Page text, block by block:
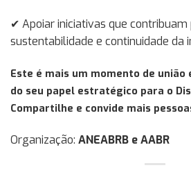
✔ Apoiar iniciativas que contribuam
sustentabilidade e continuidade da
Este é mais um momento de união
do seu papel estratégico para o
Compartilhe e convide mais
Organização: ANEABRB e AABR